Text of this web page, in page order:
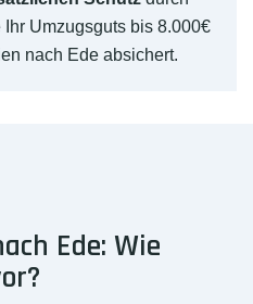
Umzugsguts bis 8.000€
nach Ede absichert.
Ede: Wie